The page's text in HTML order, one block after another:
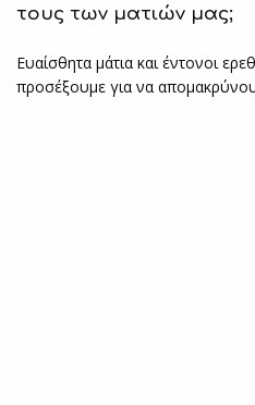
τους των ματιών μας;
Ευαίσθητα μάτια και έντονοι
προσέξουμε για να